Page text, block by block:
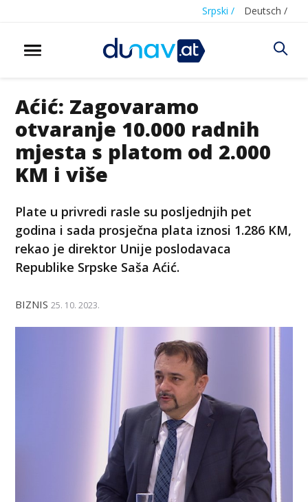
Srpski / Deutsch /
Aćić: Zagovaramo
otvaranje 10.000 radnih
mjesta s platom od 2.000
KM i više
Plate u privredi rasle su posljednjih pet
godina i sada prosječna plata iznosi 1.286 KM,
rekao je direktor Unije poslodavaca
Republike Srpske Saša Aćić.
BIZNIS 25. 10. 2023.